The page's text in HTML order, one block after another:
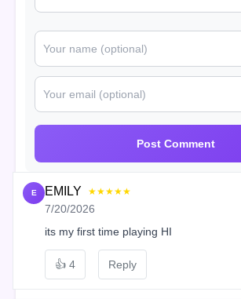
Post Comment
E EMILY ★★★★★
7/20/2026
its my first time playing HI
👍 4 Reply